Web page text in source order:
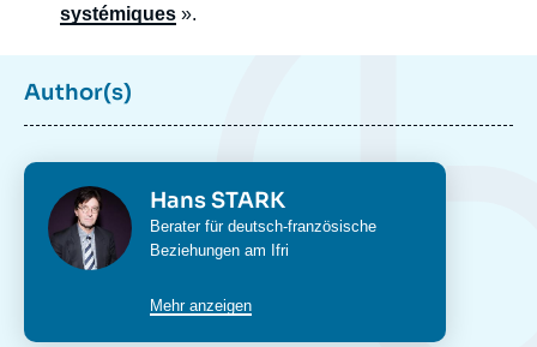
systémiques ».
Author(s)
Photo Hans STARK
Intitulé
du
Berater für deutsch-französische
Beziehungen am Ifri
Mehr anzeigen